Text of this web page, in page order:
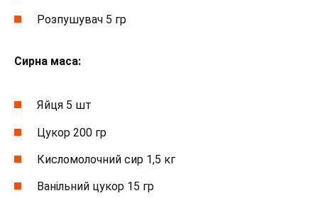
Розпушувач 5 гр
Сирна маса:
Яйця 5 шт
Цукор 200 гр
Кисломолочний сир 1,5 кг
Ванільний цукор 15 гр